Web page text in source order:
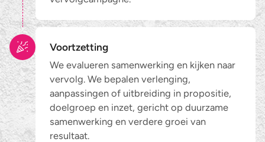
Voortzetting
We evalueren samenwerking en kijken naar
vervolg. We bepalen verlenging,
aanpassingen of uitbreiding in propositie,
doelgroep en inzet, gericht op duurzame
samenwerking en verdere groei van
resultaat.